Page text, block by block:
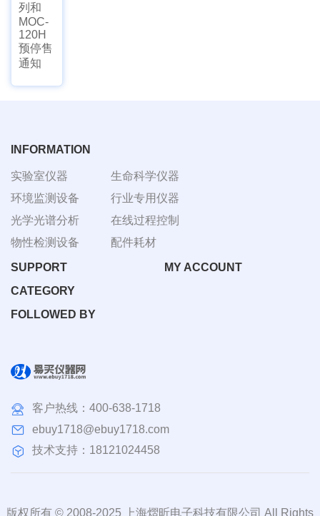
列和
MOC-
120H
预停售
通知
INFORMATION
实验室仪器
环境监测设备
光学光谱分析
物性检测设备
生命科学仪器
行业专用仪器
在线过程控制
配件耗材
SUPPORT
MY ACCOUNT
CATEGORY
FOLLOWED BY
客户热线： 400-638-1718
ebuy1718@ebuy1718.com
技术支持：18121024458
版权所有 © 2008-2025 上海熠昕电子科技有限公司 All Rights